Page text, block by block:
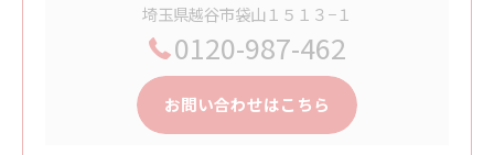
埼玉県越谷市袋山１５１３−１
0120-987-462
お問い合わせはこちら